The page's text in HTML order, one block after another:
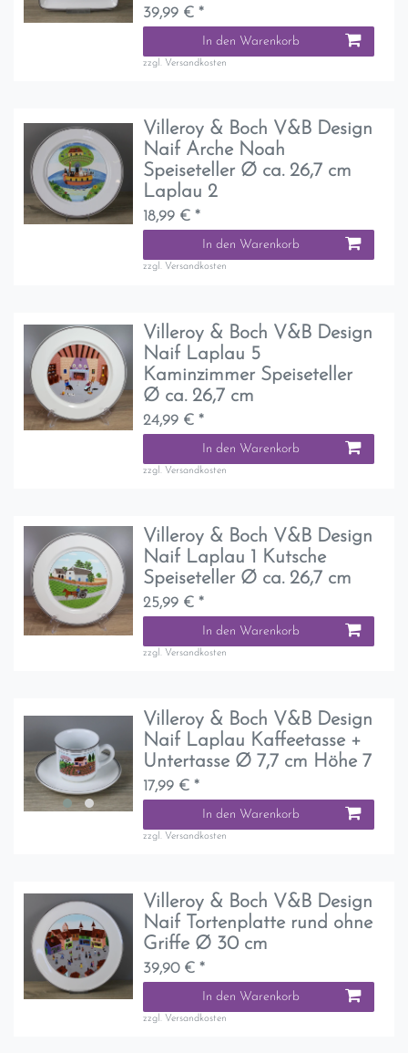
39,99 € *
In den Warenkorb
zzgl. Versandkosten
Villeroy & Boch V&B Design
Naif Arche Noah
Speiseteller Ø ca. 26,7 cm
Laplau 2
18,99 € *
In den Warenkorb
zzgl. Versandkosten
Villeroy & Boch V&B Design
Naif Laplau 5
Kaminzimmer Speiseteller
Ø ca. 26,7 cm
24,99 € *
In den Warenkorb
zzgl. Versandkosten
Villeroy & Boch V&B Design
Naif Laplau 1 Kutsche
Speiseteller Ø ca. 26,7 cm
25,99 € *
In den Warenkorb
zzgl. Versandkosten
Villeroy & Boch V&B Design
Naif Laplau Kaffeetasse +
Untertasse Ø 7,7 cm Höhe 7
17,99 € *
In den Warenkorb
zzgl. Versandkosten
Villeroy & Boch V&B Design
Naif Tortenplatte rund ohne
Griffe Ø 30 cm
39,90 € *
In den Warenkorb
zzgl. Versandkosten